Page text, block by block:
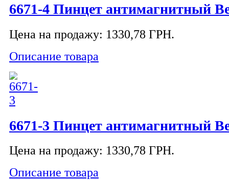
6671-4 Пинцет антимагнитный
Цена на продажу: 1330,78 ГРН.
Описание товара
6671-3 Пинцет антимагнитный
Цена на продажу: 1330,78 ГРН.
Описание товара